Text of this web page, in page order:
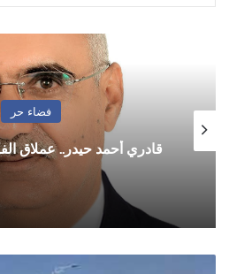
فضاء حر
قادري أحمد حيدر.. عملاق